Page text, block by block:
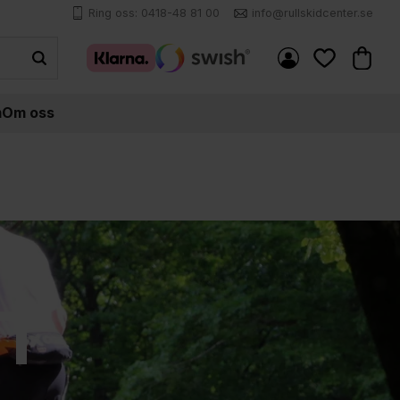
Ring oss: 0418-48 81 00 info@rullskidcenter.se
Om oss